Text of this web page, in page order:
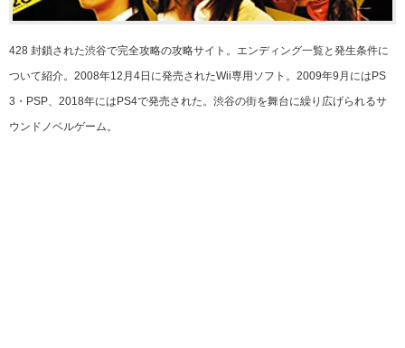
428 封鎖された渋谷で完全攻略の攻略サイト。エンディング一覧と発生条件に
ついて紹介。2008年12月4日に発売されたWii専用ソフト。2009年9月にはPS
3・PSP、2018年にはPS4で発売された。渋谷の街を舞台に繰り広げられるサ
ウンドノベルゲーム。